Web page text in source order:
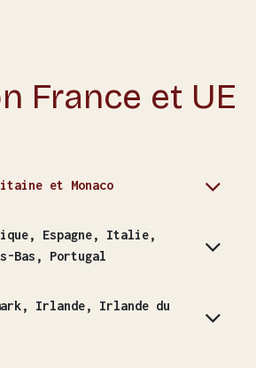
France et UE
et Monaco
Espagne, Italie,
Bas, Portugal
Irlande, Irlande du